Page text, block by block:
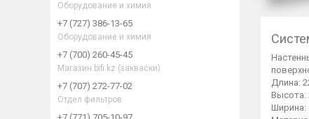
Длина:
Высота:
Ширина:
Оборудование и химия
+7 (727) 386-13-65
Оборудование и химия
+7 (700) 260-45-45
Магазин bifi.kz (закваски)
+7 (707) 272-77-02
Отдел фильтров